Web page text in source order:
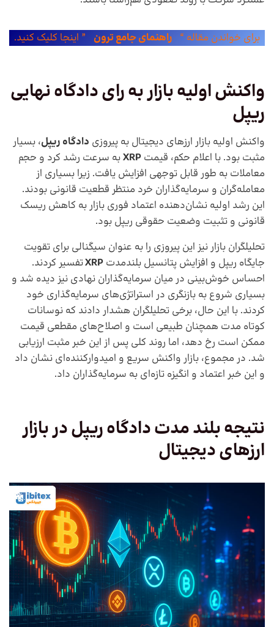
برای خواندن مقاله “ راهنمای جامع ترون ” اینجا کلیک کنید.
واکنش اولیه بازار به رای دادگاه نهایی
ریپل
واکنش اولیه بازار ارزهای دیجیتال به پیروزی دادگاه ریپل، بسیار
مثبت بود. با اعلام حکم، قیمت XRPبه سرعت رشد کرد و حجم
معاملات به‌ طور قابل توجهی افزایش یافت. زیرا بسیاری از
معامله‌گران و سرمایه‌گذاران خرد منتظر قطعیت قانونی بودند.
این رشد اولیه نشان‌دهنده اعتماد فوری بازار به کاهش ریسک
قانونی و تثبیت وضعیت حقوقی ریپل بود.
تحلیلگران بازار نیز این پیروزی را به عنوان سیگنالی برای تقویت
جایگاه ریپل و افزایش پتانسیل بلندمدت XRPتفسیر کردند.
احساس خوش‌بینی در میان سرمایه‌گذاران نهادی نیز دیده شد و
بسیاری شروع به بازنگری در استراتژی‌های سرمایه‌گذاری خود
کردند. با این حال، برخی تحلیلگران هشدار دادند که نوسانات
کوتاه‌ مدت همچنان طبیعی است و اصلاح‌های مقطعی قیمت
ممکن است رخ دهد، اما روند کلی پس از این خبر مثبت ارزیابی
شد. در مجموع، بازار واکنش سریع و امیدوارکننده‌ای نشان داد
و این خبر اعتماد و انگیزه تازه‌ای به سرمایه‌گذاران داد.
نتیجه بلند مدت دادگاه ریپل در بازار
ارزهای دیجیتال